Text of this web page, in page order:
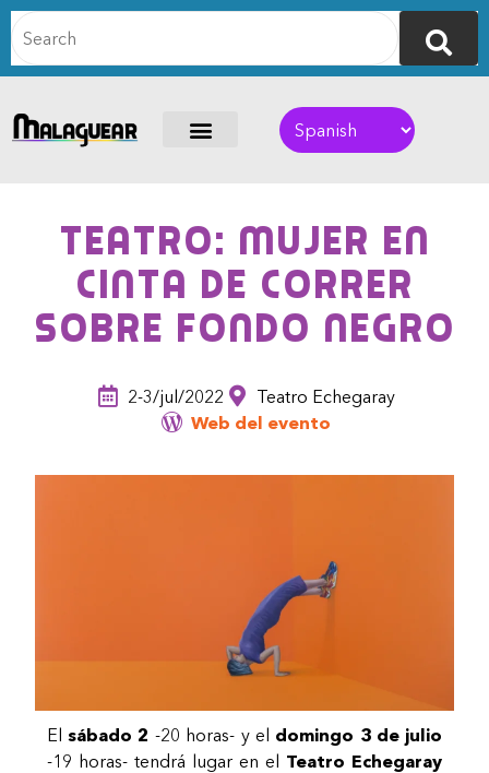
Teatro: Mujer en
cinta de correr
sobre fondo negro
2-3/jul/2022
Teatro Echegaray
Web del evento
El sábado 2 -20 horas- y el domingo 3 de julio
-19 horas- tendrá lugar en el Teatro Echegaray